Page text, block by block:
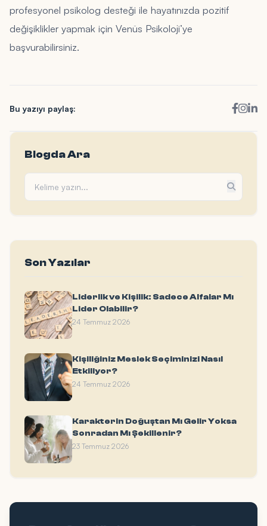
profesyonel psikolog desteği ile hayatınızda pozitif
değişiklikler yapmak için Venüs Psikoloji’ye
başvurabilirsiniz.
Bu yazıyı paylaş:
Blogda Ara
Son Yazılar
Liderlik ve Kişilik: Sadece Alfalar Mı
Lider Olabilir?
24 Temmuz 2026
Kişiliğiniz Meslek Seçiminizi Nasıl
Etkiliyor?
24 Temmuz 2026
Karakterin Doğuştan Mı Gelir Yoksa
Sonradan Mı Şekillenir?
23 Temmuz 2026